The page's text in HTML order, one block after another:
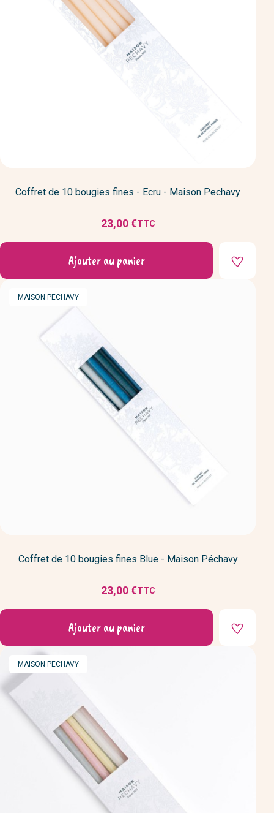
Coffret de 10 bougies fines - Ecru - Maison Pechavy
Prix
23,00 €TTC
Ajouter au panier
MARQUE
MAISON PECHAVY
Coffret de 10 bougies fines Blue - Maison Péchavy
Prix
23,00 €TTC
Ajouter au panier
MARQUE
MAISON PECHAVY